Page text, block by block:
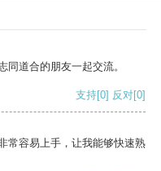
同道合的朋友一起交流。
支持[0] 反对[0]
常容易上手，让我能够快速熟